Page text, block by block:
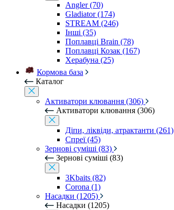
Angler (70)
Gladiator (174)
STREAM (246)
Інші (35)
Поплавці Brain (78)
Поплавці Козак (167)
Херабуна (25)
Кормова база
Каталог
Активатори клювання (306)
Активатори клювання (306)
Діпи, ліквіди, атрактанти (261)
Спреї (45)
Зернові суміші (83)
Зернові суміші (83)
3Kbaits (82)
Corona (1)
Насадки (1205)
Насадки (1205)